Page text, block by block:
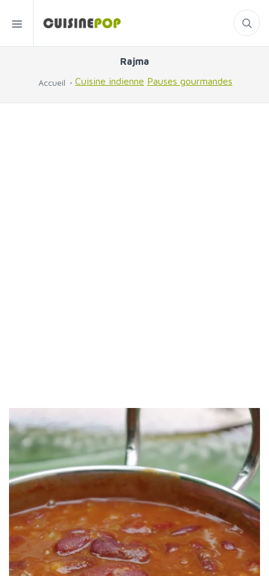
Rajma
Accueil Cuisine indienne Pauses gourmandes